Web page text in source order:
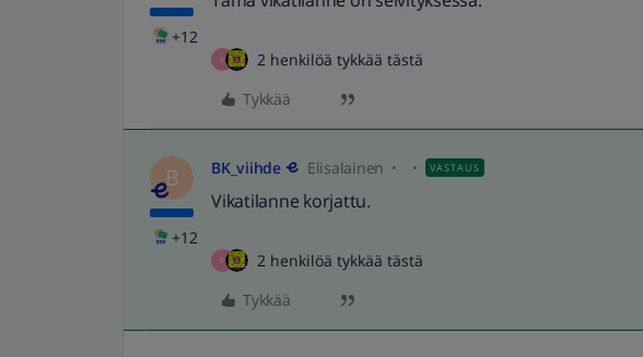
+12
P
2 henkilöä tykkää tästä
Tykkää
B
+12
BK_viihde Elisalainen VASTAUS
Vikatilanne korjattu.
P
2 henkilöä tykkää tästä
Tykkää